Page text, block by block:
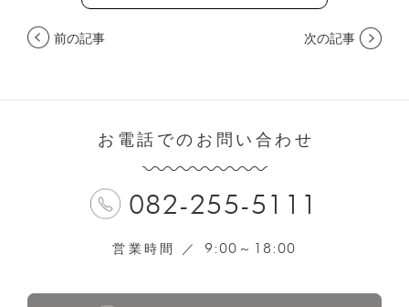
前の記事 次の記事
お電話でのお問い合わせ
082-255-5111
営業時間 ／ 9:00 ～ 18:00